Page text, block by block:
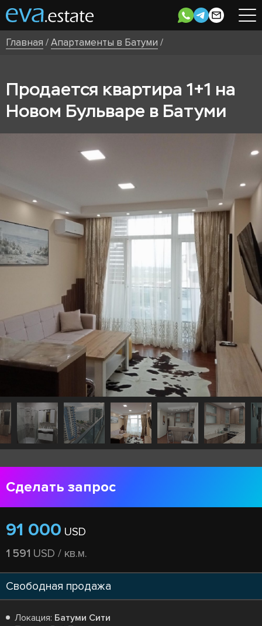
Главная /Апартаменты в Батуми /
Продается квартира 1+1 на
Новом Бульваре в Батуми
Сделать запрос
91 000 USD
1 591 USD / кв.м.
Свободная продажа
Локация: Батуми Сити